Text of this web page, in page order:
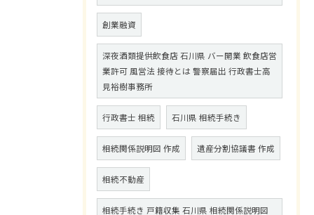
創業融資
深夜酒類提供飲食店 石川県 バー開業 飲食店営
業許可 風営法 接待とは 警察届出 行政書士高
見裕樹事務所
行政書士 相続 石川県 相続手続き
相続関係説明図 作成 遺産分割協議書 作成
相続不動産
相続手続き 戸籍収集 石川県 相続関係説明図